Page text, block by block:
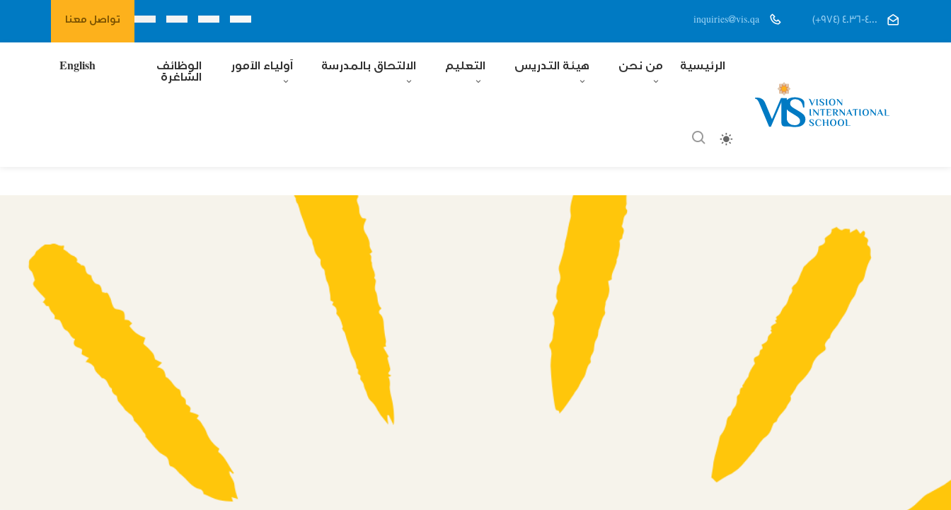
inquiries@vis.qa (+974) 4036-4000 تواصل معنا
الرئيسية من نحن هيئة التدريس التعليم الالتحاق بالمدرسة آولياء الآمور
الوظائف
الشاغرة
English